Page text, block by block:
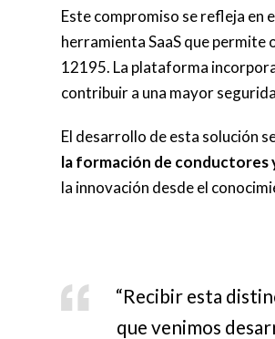
Este compromiso se refleja en
herramienta SaaS que permite
12195. La plataforma
contribuir a una mayor
El desarrollo de esta solución
la formación de
la innovación desde el
“Recibir esta
que venimos